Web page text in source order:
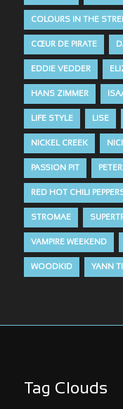
COLOURS IN THE
CŒUR DE PIRATE
EDDIE VEDDER
HANS ZIMMER
LIFE STYLE LISE
NICKEL CREEK
PASSION PIT
RED HOT CHILI
STROMAE
VAMPIRE WEEKEND
WOODKID YANN
Tag Clouds